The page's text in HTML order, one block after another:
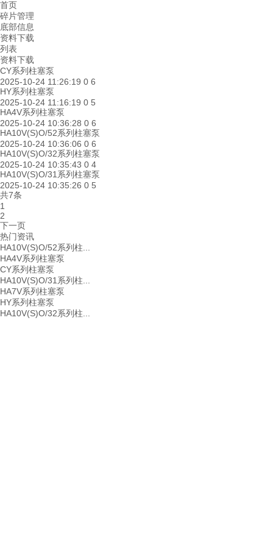
首页
碎片管理
底部信息
资料下载
列表
资料下载
CY系列柱塞泵
2025-10-24 11:26:19 0 6
HY系列柱塞泵
2025-10-24 11:16:19 0 5
HA4V系列柱塞泵
2025-10-24 10:36:28 0 6
HA10V(S)O/52系列柱塞泵
2025-10-24 10:36:06 0 6
HA10V(S)O/32系列柱塞泵
2025-10-24 10:35:43 0 4
HA10V(S)O/31系列柱塞泵
2025-10-24 10:35:26 0 5
共7条
1
2
下一页
热门资讯
HA10V(S)O/52系列柱...
HA4V系列柱塞泵
CY系列柱塞泵
HA10V(S)O/31系列柱...
HA7V系列柱塞泵
HY系列柱塞泵
HA10V(S)O/32系列柱...